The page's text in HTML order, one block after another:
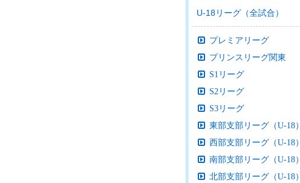
U-18リーグ（全試合）
プレミアリーグ
プリンスリーグ関東
S1リーグ
S2リーグ
S3リーグ
東部支部リーグ（U-18）
西部支部リーグ（U-18）
南部支部リーグ（U-18）
北部支部リーグ（U-18）